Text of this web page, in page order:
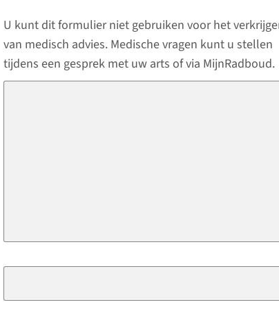
U kunt dit formulier niet gebruiken voor het
van medisch advies. Medische vragen kunt u stellen
tijdens een gesprek met uw arts of via MijnRadboud.